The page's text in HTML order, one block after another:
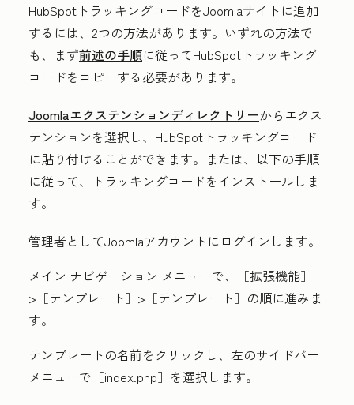
HubSpotトラッキングコードをJoomlaサイトに追加
するには、2つの方法があります。いずれの方法で
も、まず前述の手順に従ってHubSpotトラッキング
コードをコピーする必要があります。
Joomlaエクステンションディレクトリーからエクス
テンションを選択し、HubSpotトラッキングコード
に貼り付けることができます。または、以下の手順
に従って、トラッキングコードをインストールしま
す。
管理者としてJoomlaアカウントにログインします。
メイン ナビゲーション メニューで、
［拡張機能］
> ［テンプレート］> ［テンプレート］の順に進みま
す。
テンプレートの名前をクリックし、左のサイドバー
メニューで ［index.php］を選択します。